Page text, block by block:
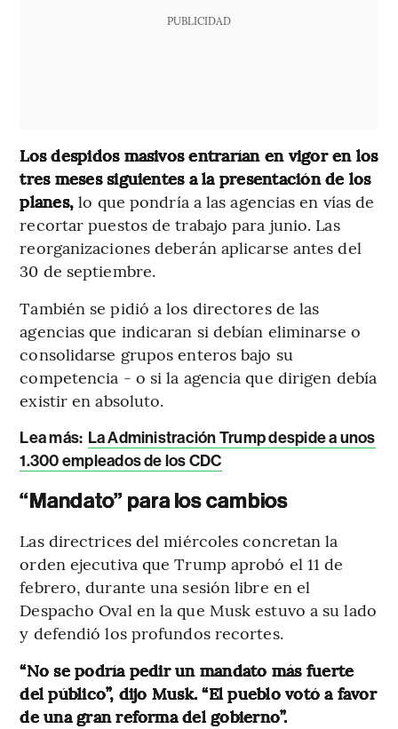
PUBLICIDAD
Los despidos masivos entrarían en vigor en los
tres meses siguientes a la presentación de los
planes,lo que pondría a las agencias en vías de
recortar puestos de trabajo para junio. Las
reorganizaciones deberán aplicarse antes del
30 de septiembre.
También se pidió a los directores de las
agencias que indicaran si debían eliminarse o
consolidarse grupos enteros bajo su
competencia - o si la agencia que dirigen debía
existir en absoluto.
Lea más: La Administración Trump despide a unos
1.300 empleados de los CDC
“Mandato” para los cambios
Las directrices del miércoles concretan la
orden ejecutiva que Trump aprobó el 11 de
febrero, durante una sesión libre en el
Despacho Oval en la que Musk estuvo a su lado
y defendió los profundos recortes.
“No se podría pedir un mandato más fuerte
del público”, dijo Musk. “El pueblo votó a favor
de una gran reforma del gobierno”.